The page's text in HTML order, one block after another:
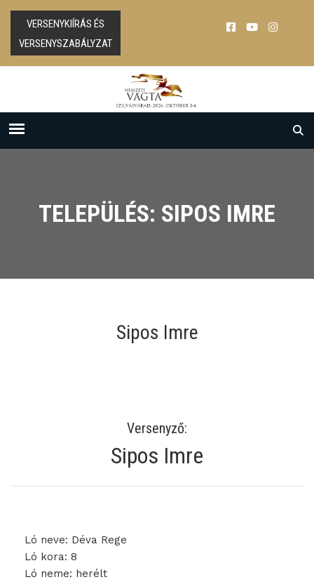
VERSENYKIÍRÁS ÉS
VERSENYSZABÁLYZAT
TELEPÜLÉS: SIPOS IMRE
Sipos Imre
Versenyző:
Sipos Imre
Ló neve: Déva Rege
Ló kora: 8
Ló neme: herélt